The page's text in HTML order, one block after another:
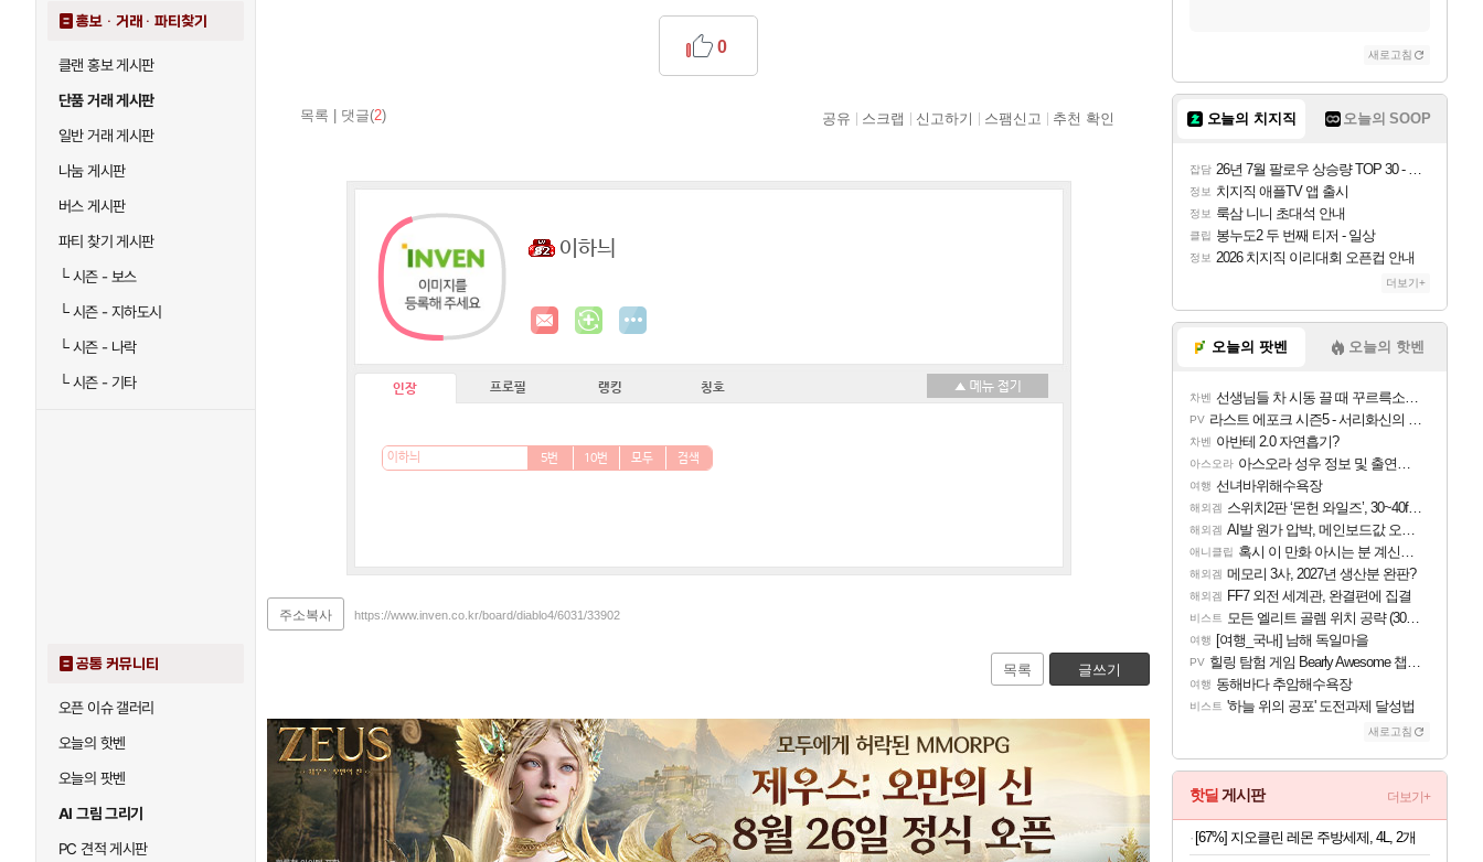
홍보 · 거래 · 파티찾기
클랜 홍보 게시판
단품 거래 게시판
일반 거래 게시판
나눔 게시판
버스 게시판
파티 찾기 게시판
└시즌 - 보스
└시즌 - 지하도시
└시즌 - 나락
└시즌 - 기타
공통 커뮤니티
오픈 이슈 갤러리
오늘의 핫벤
오늘의 팟벤
AI 그림 그리기
PC 견적 게시판
목록 댓글(2)
0
공유 스크랩 신고하기 스팸신고 추천 확인
이하늬
인장 프로필 랭킹 칭호
5번 10번 모두 검색
주소복사 https://www.inven.co.kr/board/diablo4/6031/33902
목록 글쓰기
새로고침
오늘의 치지직 오늘의 SOOP
잡담 26년 7월 팔로우 상승량 TOP 30 - 월간 치지직
정보 치지직 애플TV 앱 출시
정보 룩삼 니니 초대석 안내
클립 봉누도2 두 번째 티저 - 일상
정보 2026 치지직 이리대회 오픈컵 안내
더보기+
오늘의 팟벤 오늘의 핫벤
차벤 선생님들 차 시동 끌 때 꾸르륵소리나는데
PV 라스트 에포크 시즌5 - 서리화신의 분노 티저
차벤 아반테 2.0 자연흡기?
아스오라 아스오라 성우 정보 및 출연작 모음
여행 선녀바위해수욕장
해외겜 스위치2판 ‘몬헌 와일즈’, 30~40fps 목표 추정
해외겜 AI발 원가 압박, 메인보드값 오르나
애니클립 혹시 이 만화 아시는 분 계신가요
해외겜 메모리 3사, 2027년 생산분 완판?
해외겜 FF7 외전 세계관, 완결편에 집결
비스트 모든 엘리트 골렘 위치 공략 (30개) - 방랑 결투가
여행 [여행_국내] 남해 독일마을
PV 힐링 탐험 게임 Bearly Awesome 챕터 1 트레일러
여행 동해바다 추암해수욕장
비스트 '하늘 위의 공포' 도전과제 달성법
새로고침
핫딜 게시판 더보기+
[67%] 지오클린 레몬 주방세제, 4L, 2개